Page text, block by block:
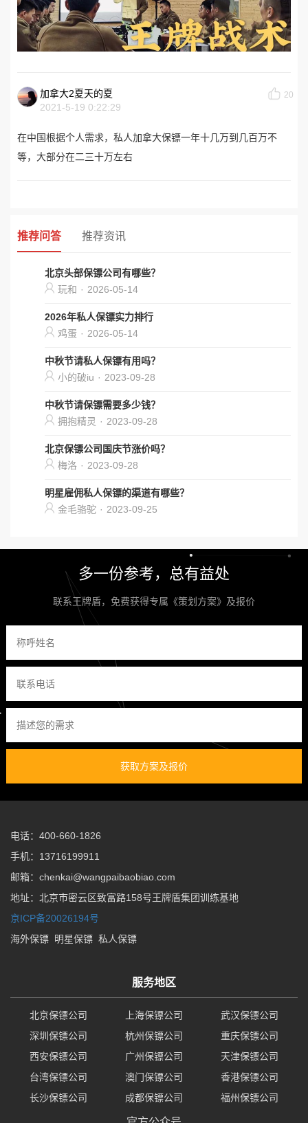
加拿大2夏天的夏
2021-5-19 0:22:29
20
在中国根据个人需求，私人加拿大保镖一年十几万到几百万不
等，大部分在二三十万左右
推荐问答 推荐资讯
北京头部保镖公司有哪些？
玩和 · 2026-05-14
2026年私人保镖实力排行
鸡蛋 · 2026-05-14
中秋节请私人保镖有用吗？
小的破iu · 2023-09-28
中秋节请保镖需要多少钱？
拥抱精灵 · 2023-09-28
北京保镖公司国庆节涨价吗？
梅洛 · 2023-09-28
明星雇佣私人保镖的渠道有哪些？
金毛骆驼 · 2023-09-25
多一份参考，总有益处
联系王牌盾，免费获得专属《策划方案》及报价
获取方案及报价
电话：400-660-1826
手机：13716199911
邮箱：chenkai@wangpaibaobiao.com
地址：北京市密云区致富路158号王牌盾集团训练基地
京ICP备20026194号
海外保镖 明星保镖 私人保镖
服务地区
北京保镖公司 上海保镖公司
武汉保镖公司
深圳保镖公司
杭州保镖公司
重庆保镖公司
西安保镖公司
广州保镖公司
天津保镖公司
台湾保镖公司
澳门保镖公司
香港保镖公司
长沙保镖公司
成都保镖公司 福州保镖公司